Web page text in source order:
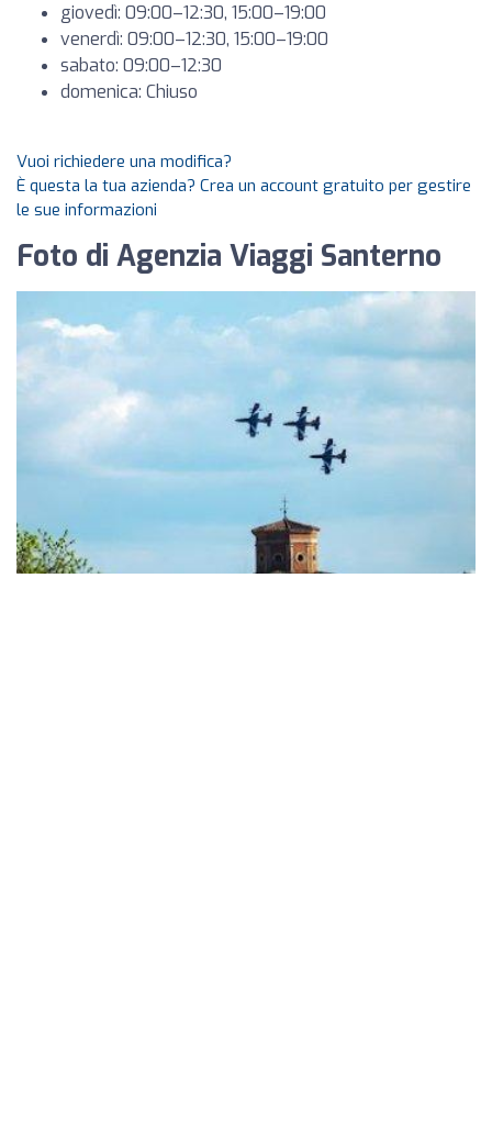
giovedì: 09:00–12:30, 15:00–19:00
venerdì: 09:00–12:30, 15:00–19:00
sabato: 09:00–12:30
domenica: Chiuso
Vuoi richiedere una modifica?
È questa la tua azienda? Crea un account gratuito per gestire
le sue informazioni
Foto di Agenzia Viaggi Santerno